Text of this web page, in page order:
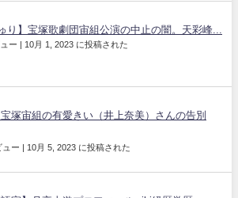
り】宝塚歌劇団宙組公演の中止の闇。天彩峰...
ー | 10月 1, 2023 に投稿された
宝塚宙組の有愛きい（井上奈美）さんの告別
ュー | 10月 5, 2023 に投稿された